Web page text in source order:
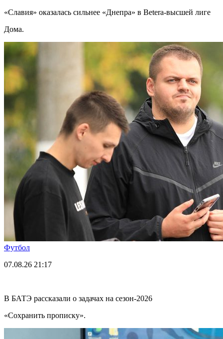
«Славия» оказалась сильнее «Днепра» в Betera-высшей лиге
Дома.
Футбол
07.08.26 21:17
В БАТЭ рассказали о задачах на сезон-2026
«Сохранить прописку».